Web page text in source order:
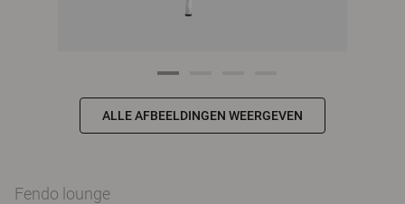
ALLE AFBEELDINGEN WEERGEVEN
Fendo lounge